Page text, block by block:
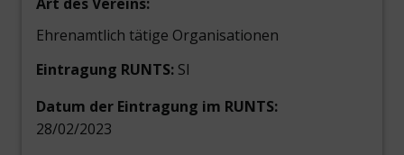
Ehrenamtlich tätige Organisationen
Eintragung RUNTS: SI
Datum der Eintragung im RUNTS:
28/02/2023